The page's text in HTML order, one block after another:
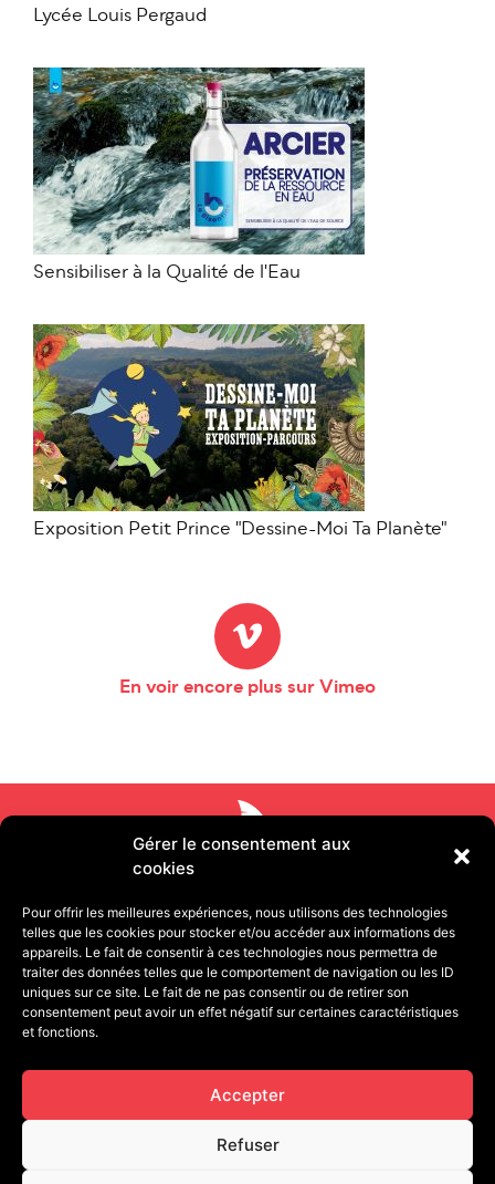
Gérer le consentement aux
cookies
Pour offrir les meilleures expériences, nous utilisons des technologies
telles que les cookies pour stocker et/ou accéder aux informations des
appareils. Le fait de consentir à ces technologies nous permettra de
traiter des données telles que le comportement de navigation ou les ID
uniques sur ce site. Le fait de ne pas consentir ou de retirer son
consentement peut avoir un effet négatif sur certaines caractéristiques
et fonctions.
Accepter
Refuser
Lycée Louis Pergaud
Sensibiliser à la Qualité de l'Eau
Exposition Petit Prince "Dessine-Moi Ta Planète"
En voir encore plus sur Vimeo
11 rue Pétion 75011 PARIS | 13 quai de Strasbourg
contact@cafegourmandproduction.com
06.03.22.09.93